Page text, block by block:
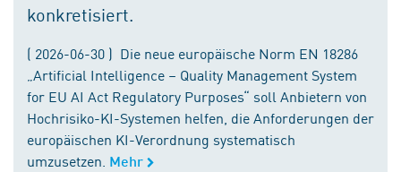
konkretisiert.
( 2026-06-30 ) Die neue europäische Norm EN 18286
„Artificial Intelligence – Quality Management System
for EU AI Act Regulatory Purposes“ soll Anbietern von
Hochrisiko-KI-Systemen helfen, die Anforderungen der
europäischen KI-Verordnung systematisch
umzusetzen. Mehr